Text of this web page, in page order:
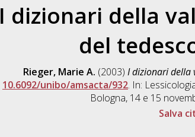
I dizionari della
del
Rieger, Marie A. (2003) I dizionari della
10.6092/unibo/amsacta/932. In:
Bologna, 14 e 15
Salva